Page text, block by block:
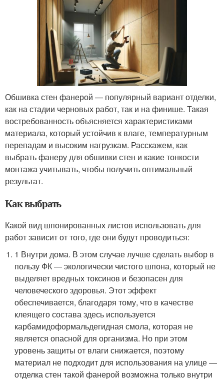
Обшивка стен фанерой — популярный вариант отделки,
как на стадии черновых работ, так и на финише. Такая
востребованность объясняется характеристиками
материала, который устойчив к влаге, температурным
перепадам и высоким нагрузкам. Расскажем, как
выбрать фанеру для обшивки стен и какие тонкости
монтажа учитывать, чтобы получить оптимальный
результат.
Как выбрать
Какой вид шпонированных листов использовать для
работ зависит от того, где они будут проводиться:
1 Внутри дома. В этом случае лучше сделать выбор в
пользу ФК — экологически чистого шпона, который не
выделяет вредных токсинов и безопасен для
человеческого здоровья. Этот эффект
обеспечивается, благодаря тому, что в качестве
клеящего состава здесь используется
карбамидоформальдегидная смола, которая не
является опасной для организма. Но при этом
уровень защиты от влаги снижается, поэтому
материал не подходит для использования на улице —
отделка стен такой фанерой возможна только внутри